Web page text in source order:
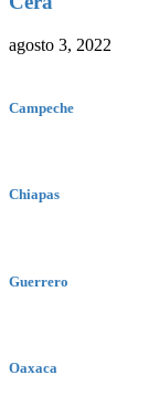
agosto 3, 2022
Campeche
Chiapas
Guerrero
Oaxaca